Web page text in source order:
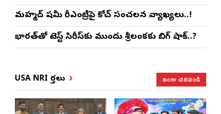
మహ్మద్ షమీ రీఎంట్రీపై కోచ్ సంచలన వ్యాఖ్యలు..!
భారత్‌తో టెస్ట్ సిరీస్‌కు ముందు శ్రీలంకకు బిగ్ షాక్..?
USA NRI వార్తలు ఇంకా చదవండి